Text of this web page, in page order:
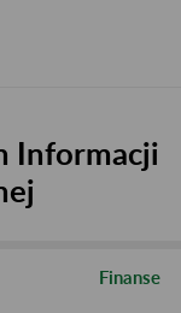
Informacji
Finanse